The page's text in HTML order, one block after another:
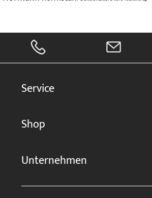
Service
Shop
Unternehmen